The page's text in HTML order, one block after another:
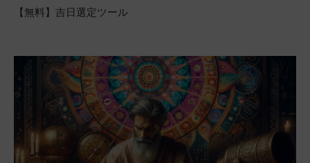
【無料】吉日選定ツール